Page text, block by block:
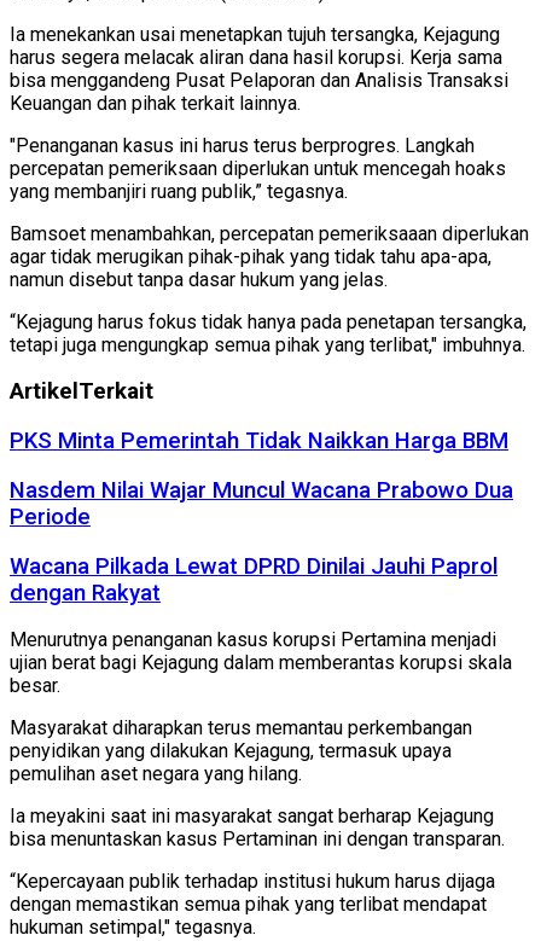
Ia menekankan usai menetapkan tujuh tersangka, Kejagung
harus segera melacak aliran dana hasil korupsi. Kerja sama
bisa menggandeng Pusat Pelaporan dan Analisis Transaksi
Keuangan dan pihak terkait lainnya.
"Penanganan kasus ini harus terus berprogres. Langkah
percepatan pemeriksaan diperlukan untuk mencegah hoaks
yang membanjiri ruang publik,” tegasnya.
Bamsoet menambahkan, percepatan pemeriksaaan diperlukan
agar tidak merugikan pihak-pihak yang tidak tahu apa-apa,
namun disebut tanpa dasar hukum yang jelas.
“Kejagung harus fokus tidak hanya pada penetapan tersangka,
tetapi juga mengungkap semua pihak yang terlibat," imbuhnya.
Artikel Terkait
PKS Minta Pemerintah Tidak Naikkan Harga BBM
Nasdem Nilai Wajar Muncul Wacana Prabowo Dua
Periode
Wacana Pilkada Lewat DPRD Dinilai Jauhi Paprol
dengan Rakyat
Menurutnya penanganan kasus korupsi Pertamina menjadi
ujian berat bagi Kejagung dalam memberantas korupsi skala
besar.
Masyarakat diharapkan terus memantau perkembangan
penyidikan yang dilakukan Kejagung, termasuk upaya
pemulihan aset negara yang hilang.
Ia meyakini saat ini masyarakat sangat berharap Kejagung
bisa menuntaskan kasus Pertaminan ini dengan transparan.
“Kepercayaan publik terhadap institusi hukum harus dijaga
dengan memastikan semua pihak yang terlibat mendapat
hukuman setimpal," tegasnya.